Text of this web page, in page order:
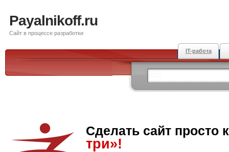
Payalnikoff.ru
Сайт в процессе разработки
IT-работа
Сделать сайт просто
три»!